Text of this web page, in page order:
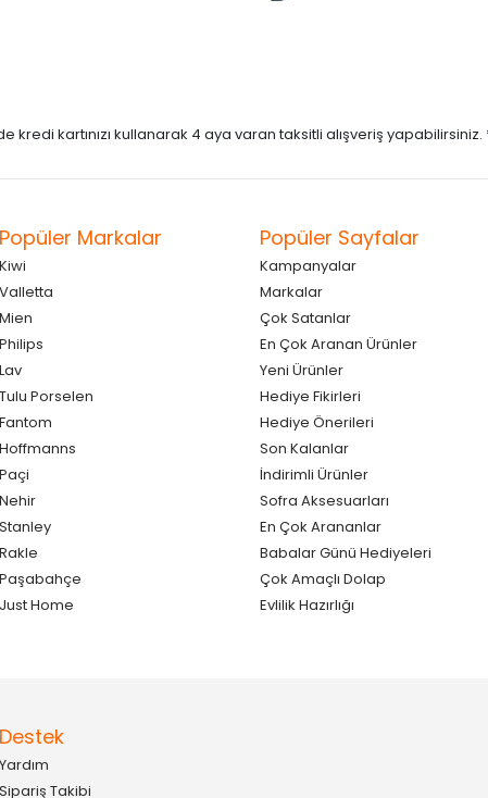
kartınızı kullanarak 4 aya varan taksitli alışveriş yapabilirsiniz.
Popüler Markalar
Kiwi
Valletta
Mien
Philips
Lav
Tulu Porselen
Fantom
Hoffmanns
Paçi
Nehir
Stanley
Rakle
Paşabahçe
Just Home
Popüler Sayfalar
Kampanyalar
Markalar
Çok Satanlar
En Çok Aranan Ürünler
Yeni Ürünler
Hediye Fikirleri
Hediye Önerileri
Son Kalanlar
İndirimli Ürünler
Sofra Aksesuarları
En Çok Arananlar
Babalar Günü Hediyeleri
Çok Amaçlı Dolap
Evlilik Hazırlığı
Destek
Yardım
Sipariş Takibi